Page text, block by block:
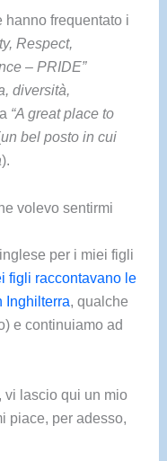
frequentato i
Respect,
– PRIDE”
diversità,
“A great place to
un bel posto in cui
).
volevo sentirmi
per i miei figli
figli raccontavano le
Inghilterra, qualche
e continuiamo ad
vi lascio qui un mio
piace, per adesso,